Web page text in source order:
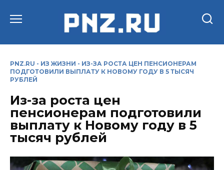
PNZ.RU - ИЗ ЖИЗНИ - ИЗ-ЗА РОСТА ЦЕН ПЕНСИОНЕРАМ
ПОДГОТОВИЛИ ВЫПЛАТУ К НОВОМУ ГОДУ В 5 ТЫСЯЧ
РУБЛЕЙ
Из-за роста цен
пенсионерам подготовили
выплату к Новому году в 5
тысяч рублей